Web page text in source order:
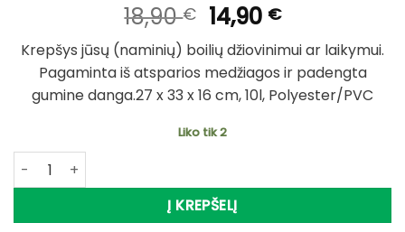
18,90€ Original
price
was:
18,90 €.
14,90 €Current
price
is:
14,90 €.
Krepšys jūsų (naminių) boilių džiovinimui ar laikymui.
Pagaminta iš atsparios medžiagos ir padengta
gumine danga.27 x 33 x 16 cm, 10l, Polyester/PVC
Liko tik 2
produkto kiekis: Rankinė-džiovyklė Boiliams Carp
Į KREPŠELĮ